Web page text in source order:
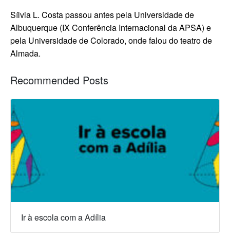
Sílvia L. Costa passou antes pela Universidade de
Albuquerque (IX Conferência Internacional da APSA) e
pela Universidade de Colorado, onde falou do teatro de
Almada.
Recommended Posts
Ir à escola com a Adília